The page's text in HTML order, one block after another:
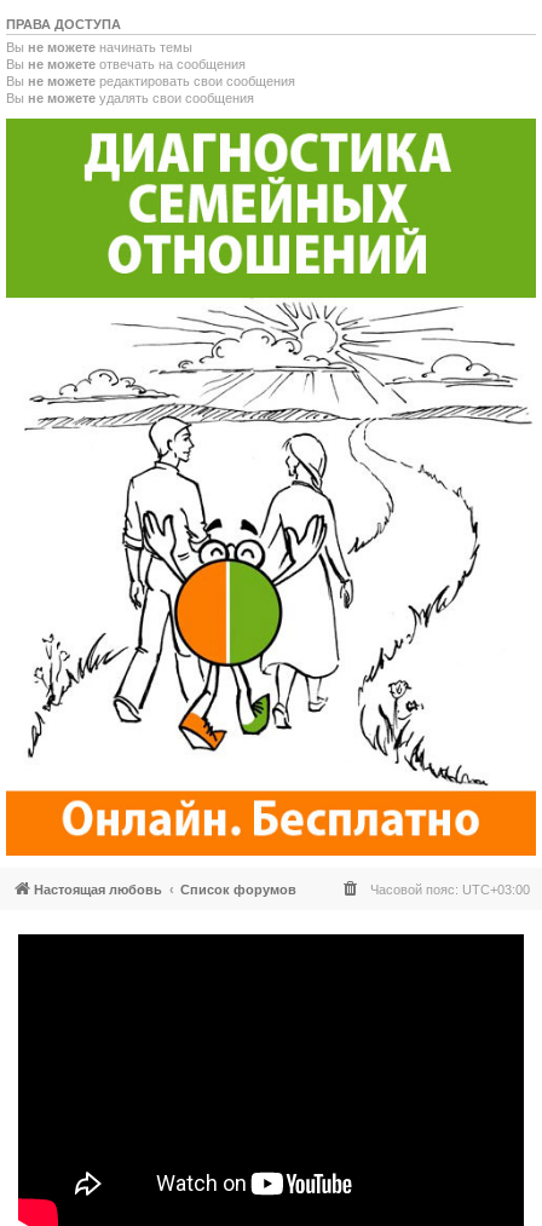
ПРАВА ДОСТУПА
Вы не можете начинать темы
Вы не можете отвечать на сообщения
Вы не можете редактировать свои сообщения
Вы не можете удалять свои сообщения
Настоящая любовь Список форумов Часовой пояс: UTC+03:00